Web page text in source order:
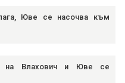
Юве се насочва към
на Влахович и Юве се